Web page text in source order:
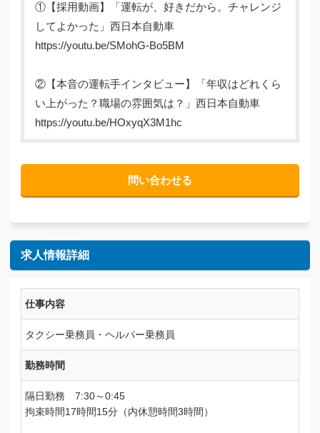
①【採用動画】「運転が、好きだから。チャレンジ
してよかった」西日本自動車
https://youtu.be/SMohG-Bo5BM
②【本音の運転手インタビュー】「年収はどれくら
い上がった？職場の雰囲気は？」西日本自動車
https://youtu.be/HOxyqX3M1hc
問い合わせる
求人情報詳細
仕事内容
タクシー乗務員・ヘルパー乗務員
勤務時間
隔日勤務 7:30～0:45
拘束時間17時間15分（内休憩時間3時間）